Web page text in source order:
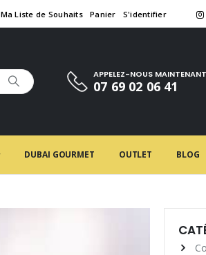
Ma Liste de Souhaits Panier S'identifier
APPELEZ-NOUS MAINTENANT
07 69 02 06 41
DUBAI GOURMET OUTLET BLOG